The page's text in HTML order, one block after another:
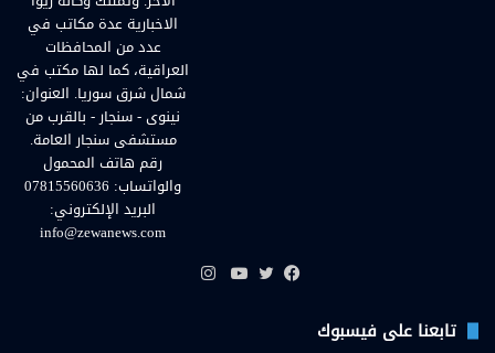
الاخبارية عدة مكاتب في
عدد من المحافظات
العراقية، كما لها مكتب في
شمال شرق سوريا. العنوان:
نينوى - سنجار - بالقرب من
مستشفى سنجار العامة.
رقم هاتف المحمول
والواتساب: 07815560636
البريد الإلكتروني:
info@zewanews.com
تابعنا على فيسبوك